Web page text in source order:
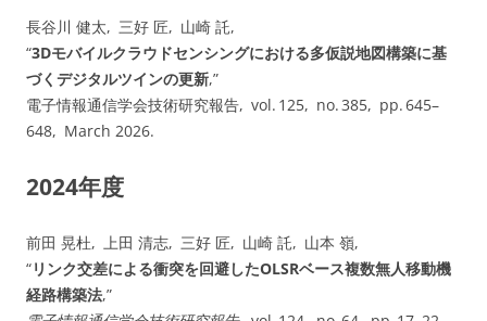
長谷川 健太, 三好 匠, 山崎 託,
“3Dモバイルクラウドセンシングにおける多仮説地図構築に基
づくデジタルツインの更新,”
電子情報通信学会技術研究報告, vol. 125, no. 385, pp. 645–
648, March 2026.
2024年度
前田 晃杜, 上田 清志, 三好 匠, 山崎 託, 山本 嶺,
“リンク交差による衝突を回避したOLSRベース複数無人移動機
経路構築法,”